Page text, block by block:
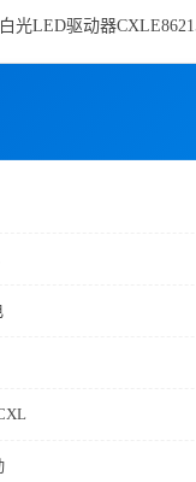
光LED驱动器